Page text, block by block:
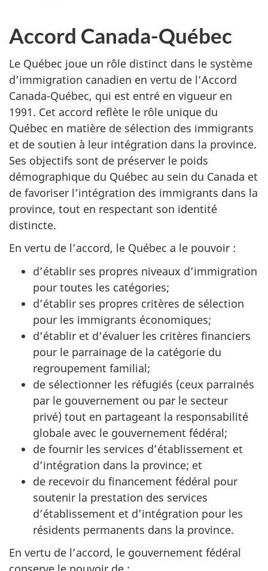
Accord Canada-Québec
Le Québec joue un rôle distinct dans le système
d’immigration canadien en vertu de l’Accord
Canada-Québec, qui est entré en vigueur en
1991. Cet accord reflète le rôle unique du
Québec en matière de sélection des immigrants
et de soutien à leur intégration dans la province.
Ses objectifs sont de préserver le poids
démographique du Québec au sein du Canada et
de favoriser l’intégration des immigrants dans la
province, tout en respectant son identité
distincte.
En vertu de l’accord, le Québec a le pouvoir :
d’établir ses propres niveaux d’immigration
pour toutes les catégories;
d’établir ses propres critères de sélection
pour les immigrants économiques;
d’établir et d’évaluer les critères financiers
pour le parrainage de la catégorie du
regroupement familial;
de sélectionner les réfugiés (ceux parrainés
par le gouvernement ou par le secteur
privé) tout en partageant la responsabilité
globale avec le gouvernement fédéral;
de fournir les services d’établissement et
d’intégration dans la province; et
de recevoir du financement fédéral pour
soutenir la prestation des services
d’établissement et d’intégration pour les
résidents permanents dans la province.
En vertu de l’accord, le gouvernement fédéral